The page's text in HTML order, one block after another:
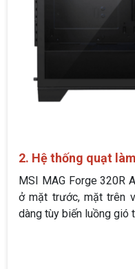
2. Hệ thống quạt
MSI MAG Forge 320R
ở mặt trước, mặt trên
dàng tùy biến luồng gió